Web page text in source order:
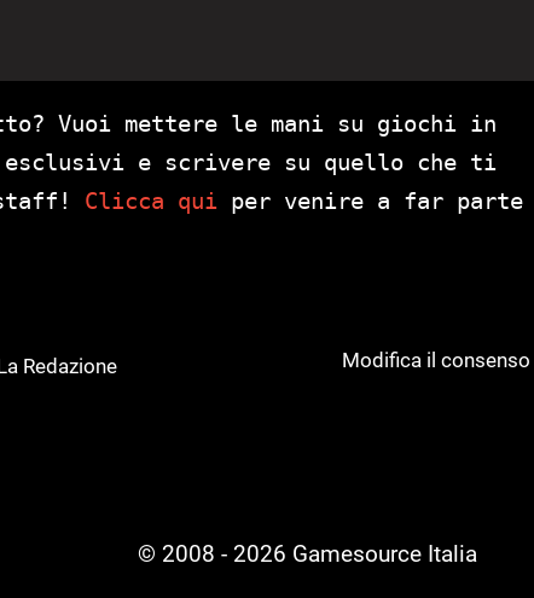
Vuoi mettere le mani su giochi in
esclusivi e scrivere su quello che ti
Clicca qui per venire a far parte
Redazione
Modifica il consenso
© 2008 - 2026 Gamesource Italia